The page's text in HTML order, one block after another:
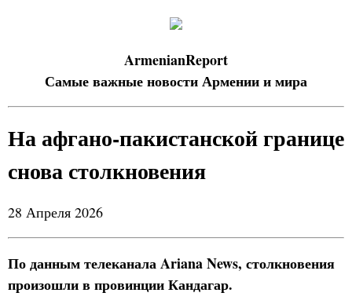
ArmenianReport
Самые важные новости Армении и мира
На афгано-пакистанской границе
снова столкновения
28 Апреля 2026
По данным телеканала Ariana News, столкновения
произошли в провинции Кандагар.